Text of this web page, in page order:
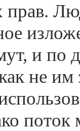
прав.
и по
не им
поток